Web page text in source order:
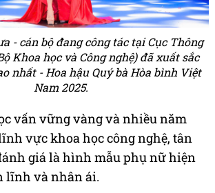
- cán bộ đang công tác tại Cục Thông
Khoa học và Công nghệ) đã xuất sắc
nhất - Hoa hậu Quý bà Hòa bình Việt
Nam 2025.
vấn vững vàng và nhiều năm
vực khoa học công nghệ, tân
giá là hình mẫu phụ nữ hiện
lĩnh và nhân ái.